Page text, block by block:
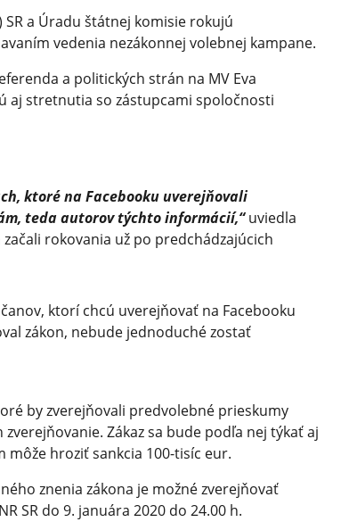
a Úradu štátnej komisie rokujú
vedenia nezákonnej volebnej kampane.
a politických strán na MV Eva
aj stretnutia so zástupcami spoločnosti
ktoré na Facebooku uverejňovali
teda autorov týchto informácií,“uviedla
rokovania už po predchádzajúcich
ktorí chcú uverejňovať na Facebooku
zákon, nebude jednoduché zostať
by zverejňovali predvolebné prieskumy
Zákaz sa bude podľa nej týkať aj
môže hroziť sankcia 100-tisíc eur.
znenia zákona je možné zverejňovať
SR do 9. januára 2020 do 24.00 h.